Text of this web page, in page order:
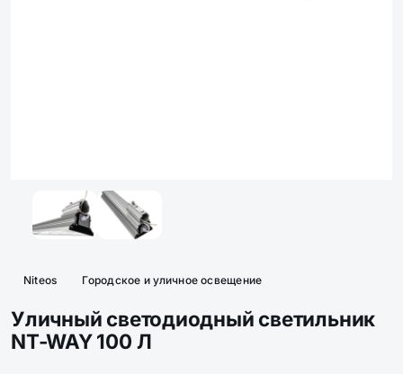
Niteos Городское и уличное освещение
Уличный светодиодный светильник
NT-WAY 100 Л